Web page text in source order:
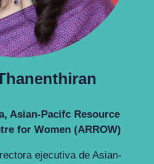
, Asian-Pacifc Resource
for Women (ARROW)
ejecutiva de Asian-